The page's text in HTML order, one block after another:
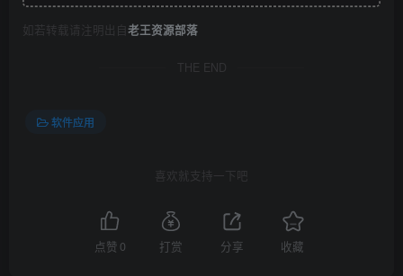
如若转载请注明出自老王资源部落
THE END
软件应用
喜欢就支持一下吧
点赞 0 打赏 分享 收藏